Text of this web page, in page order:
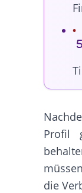
Profil
die